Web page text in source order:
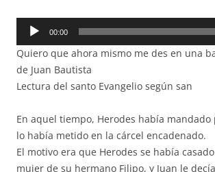
Reproductor
audio
00:00
Quiero que ahora mismo me des en una
de Juan Bautista
Lectura del santo Evangelio según san
En aquel tiempo, Herodes había mandado
lo había metido en la cárcel encadenado.
El motivo era que Herodes se había
mujer de su hermano Filipo, y Juan le